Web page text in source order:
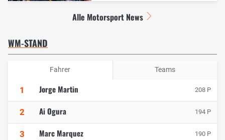
Alle Motorsport News
WM-STAND
Fahrer Teams
1 Jorge Martin 208 P
2 Ai Ogura 194 P
3 Marc Marquez 190 P